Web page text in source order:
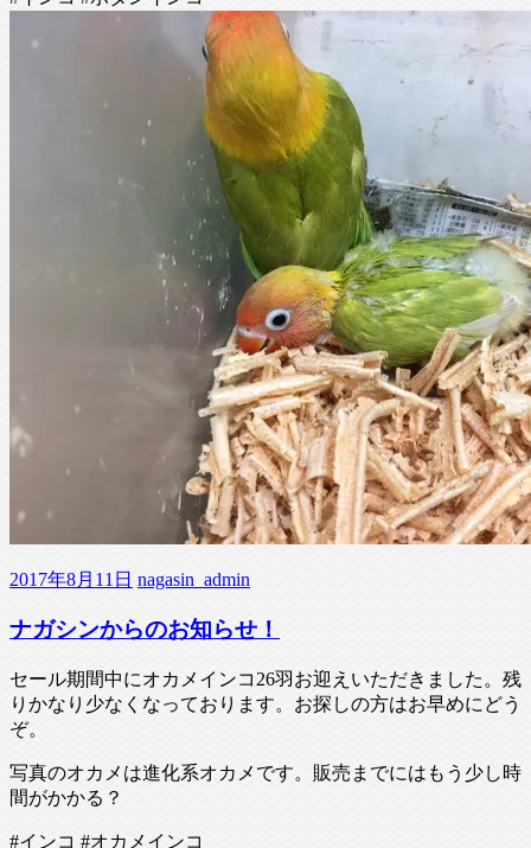
2017年8月11日 nagasin_admin
ナガシンからのお知らせ！
セール期間中にオカメインコ26羽お迎えいただきました。残
りかなり少なくなっております。お探しの方はお早めにどう
ぞ。
写真のオカメは進化系オカメです。販売までにはもう少し時
間がかかる？
#インコ #オカメインコ